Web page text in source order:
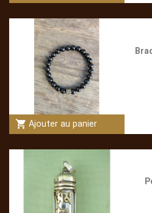
shopping_cart Ajouter au panier